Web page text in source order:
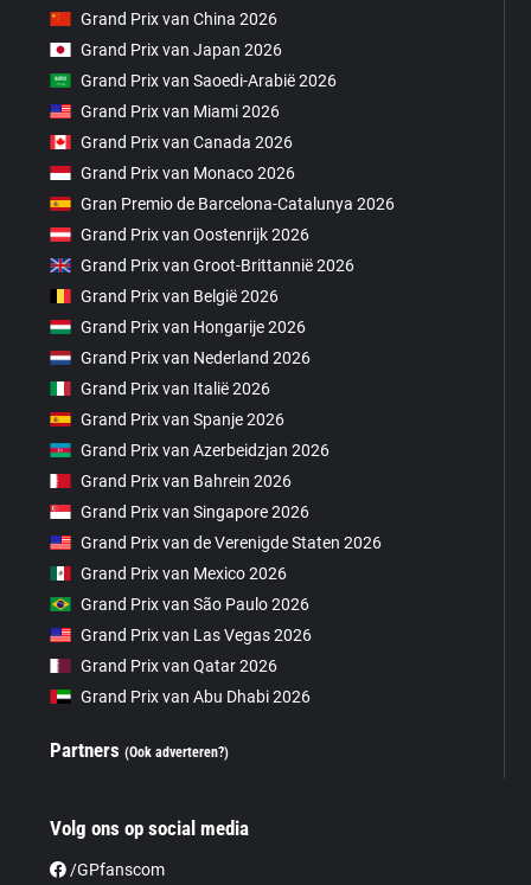
Grand Prix van China 2026
Grand Prix van Japan 2026
Grand Prix van Saoedi-Arabië 2026
Grand Prix van Miami 2026
Grand Prix van Canada 2026
Grand Prix van Monaco 2026
Gran Premio de Barcelona-Catalunya 2026
Grand Prix van Oostenrijk 2026
Grand Prix van Groot-Brittannië 2026
Grand Prix van België 2026
Grand Prix van Hongarije 2026
Grand Prix van Nederland 2026
Grand Prix van Italië 2026
Grand Prix van Spanje 2026
Grand Prix van Azerbeidzjan 2026
Grand Prix van Bahrein 2026
Grand Prix van Singapore 2026
Grand Prix van de Verenigde Staten 2026
Grand Prix van Mexico 2026
Grand Prix van São Paulo 2026
Grand Prix van Las Vegas 2026
Grand Prix van Qatar 2026
Grand Prix van Abu Dhabi 2026
Partners(Ook adverteren?)
Volg ons op social media
/GPfanscom